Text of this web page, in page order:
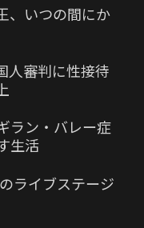
、いつの間にか
人審判に性接待
ラン・バレー症
生活
ライブステージ